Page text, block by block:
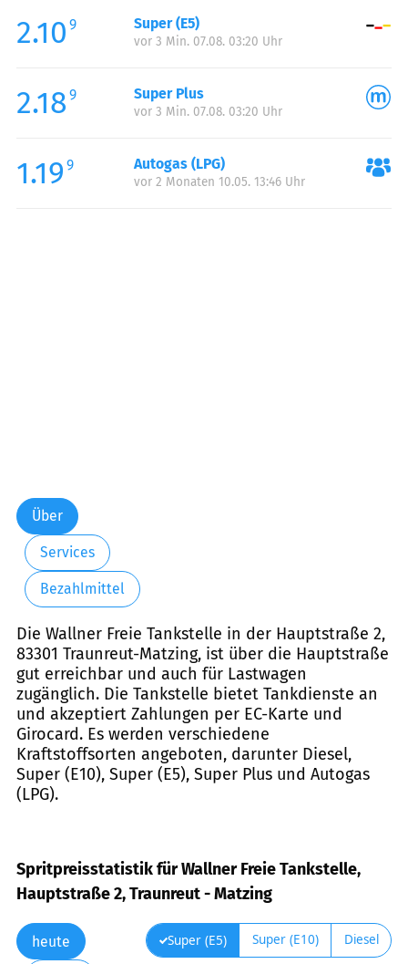
2.10 9 Super (E5)
vor 3 Min. 07.08. 03:20 Uhr
2.18 9 Super Plus
vor 3 Min. 07.08. 03:20 Uhr
1.19 9 Autogas (LPG)
vor 2 Monaten 10.05. 13:46 Uhr
Über
Services
Bezahlmittel
Die Wallner Freie Tankstelle in der Hauptstraße 2,
83301 Traunreut-Matzing, ist über die Hauptstraße
gut erreichbar und auch für Lastwagen
zugänglich. Die Tankstelle bietet Tankdienste an
und akzeptiert Zahlungen per EC-Karte und
Girocard. Es werden verschiedene
Kraftstoffsorten angeboten, darunter Diesel,
Super (E10), Super (E5), Super Plus und Autogas
(LPG).
Spritpreisstatistik für Wallner Freie Tankstelle,
Hauptstraße 2, Traunreut - Matzing
heute Super (E5) Super (E10) Diesel